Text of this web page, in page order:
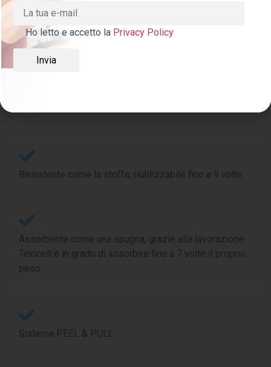
Certificazione PEFC garantisce che le forme di
Resistente come la stoffa, riutilizzabile fino a 9 volte
Assorbente come una spugna, grazie alla lavorazione
Texicell è in grado di assorbire fino a 7 volte il proprio
peso
Sistema PEEL & PULL
Ho letto e accetto la Privacy Policy